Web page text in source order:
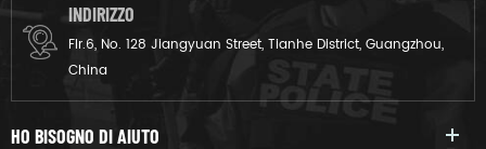
INDIRIZZO
Flr.6, No. 128 Jiangyuan Street, Tianhe District, Guangzhou,
China
HO BISOGNO DI AIUTO